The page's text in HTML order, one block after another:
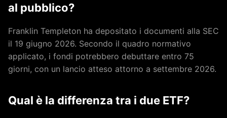
al pubblico?
Franklin Templeton ha depositato i documenti alla SEC
il 19 giugno 2026. Secondo il quadro normativo
applicato, i fondi potrebbero debuttare entro 75
giorni, con un lancio atteso attorno a settembre 2026.
Qual è la differenza tra i due ETF?